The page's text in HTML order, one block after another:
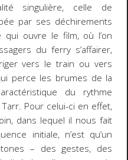
singulière, celle de
par ses déchirements
qui ouvre le film, où l’on
du ferry s’affairer,
vers le train ou vers
perce les brumes de la
du rythme
Pour celui-ci en effet,
dans lequel il nous fait
initiale, n’est qu’un
– des gestes, des